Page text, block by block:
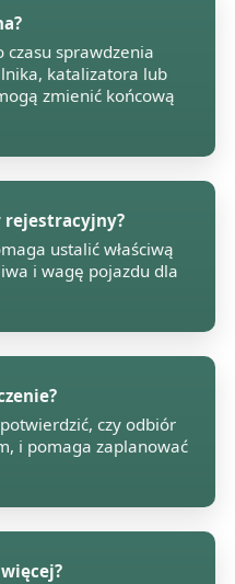
czasu sprawdzenia
katalizatora lub
zmienić końcową
rejestracyjny?
ustalić właściwą
i wagę pojazdu dla
czy odbiór
i pomaga zaplanować